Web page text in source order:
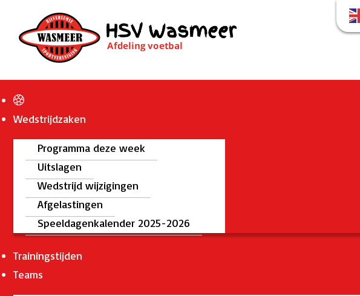
Wedstrijdzaken
Programma deze week
Uitslagen
Wedstrijd wijzigingen
Afgelastingen
Speeldagenkalender 2025-2026
Trainingstijden
Teams